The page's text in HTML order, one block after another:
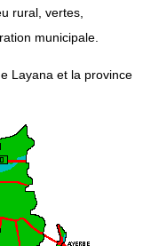
rural, vertes,
municipale.
Layana et la province